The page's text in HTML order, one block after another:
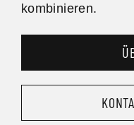
kombinieren.